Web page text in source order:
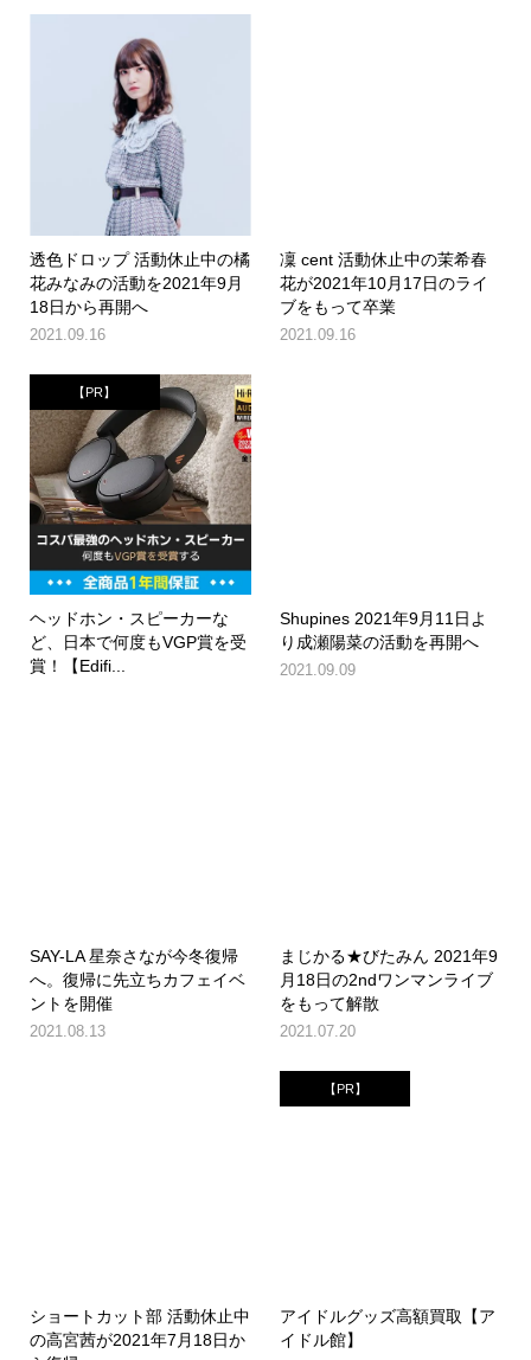
透色ドロップ 活動休止中の橘
花みなみの活動を2021年9月
18日から再開へ
2021.09.16
凜 cent 活動休止中の茉希春
花が2021年10月17日のライ
ブをもって卒業
2021.09.16
【PR】
ヘッドホン・スピーカーな
ど、日本で何度もVGP賞を受
賞！【Edifi...
Shupines 2021年9月11日よ
り成瀬陽菜の活動を再開へ
2021.09.09
SAY-LA 星奈さなが今冬復帰
へ。復帰に先立ちカフェイベ
ントを開催
2021.08.13
まじかる★びたみん 2021年9
月18日の2ndワンマンライブ
をもって解散
2021.07.20
ショートカット部 活動休止中
の高宮茜が2021年7月18日か
【PR】
アイドルグッズ高額買取【ア
イドル館】